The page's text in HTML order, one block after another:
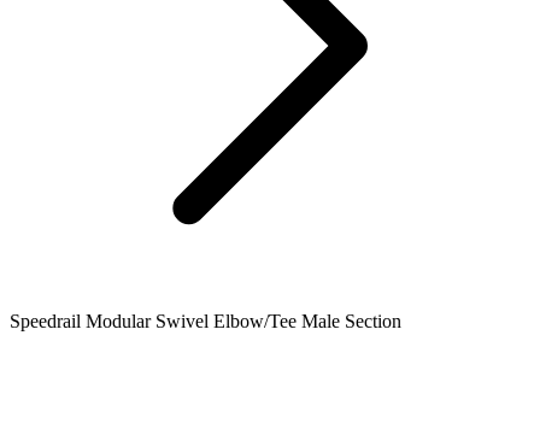
Speedrail Modular Swivel Elbow/Tee Male Section